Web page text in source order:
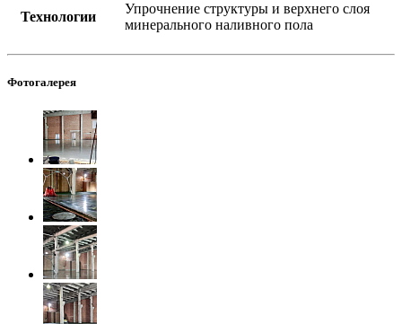
Технологии
Упрочнение структуры и верхнего слоя
минерального наливного пола
Фотогалерея